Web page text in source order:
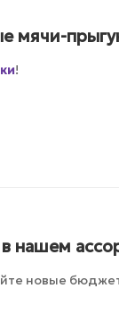
мячи-
!
нашем
новые